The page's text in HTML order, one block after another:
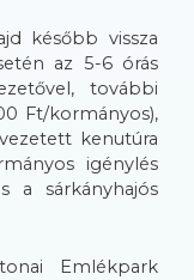
később vissza
az 5-6 órás
további
Ft/kormányos),
kenutúra
igénylés
a sárkányhajós
Emlékpark